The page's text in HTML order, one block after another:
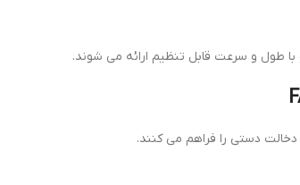
طول و سرعت قابل تنظیم ارائه می شوند.
دستی را فراهم می کنند.